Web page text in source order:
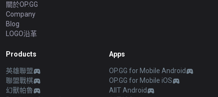
關於OP.GG
Company
Blog
LOGO沿革
Products
英雄聯盟
聯盟戰棋
幻獸帕魯
Apps
OP.GG for Mobile Android
OP.GG for Mobile iOS
AllT Android